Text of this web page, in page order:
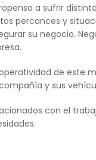
a sufrir
percances y
su negocio.
de este
y sus
con el